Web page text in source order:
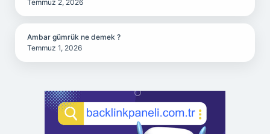
Temmuz 2, 2026
Ambar gümrük ne demek ?
Temmuz 1, 2026